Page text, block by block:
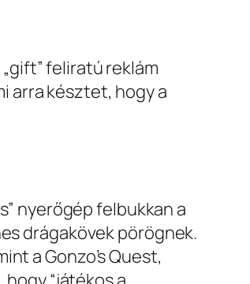
feliratú reklám
arra késztet, hogy a
nyerőgép felbukkan a
drágakövek pörögnek.
a Gonzo’s Quest,